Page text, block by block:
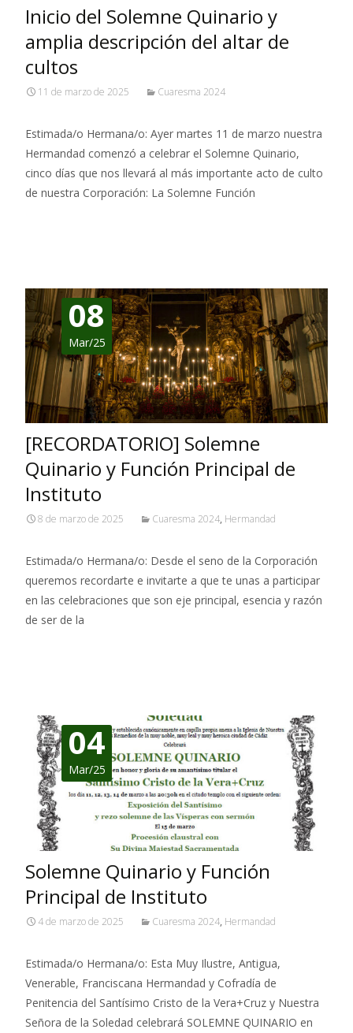
Inicio del Solemne Quinario y
amplia descripción del altar de
cultos
11 de marzo de 2025 Cuaresma 2024
Estimada/o Hermana/o: Ayer martes 11 de marzo nuestra
Hermandad comenzó a celebrar el Solemne Quinario,
cinco días que nos llevará al más importante acto de culto
de nuestra Corporación: La Solemne Función
08
Mar/25
[RECORDATORIO] Solemne
Quinario y Función Principal de
Instituto
8 de marzo de 2025 Cuaresma 2024, Hermandad
Estimada/o Hermana/o: Desde el seno de la Corporación
queremos recordarte e invitarte a que te unas a participar
en las celebraciones que son eje principal, esencia y razón
de ser de la
04
Mar/25
Solemne Quinario y Función
Principal de Instituto
4 de marzo de 2025 Cuaresma 2024, Hermandad
Estimada/o Hermana/o: Esta Muy Ilustre, Antigua,
Venerable, Franciscana Hermandad y Cofradía de
Penitencia del Santísimo Cristo de la Vera+Cruz y Nuestra
Señora de la Soledad celebrará SOLEMNE QUINARIO en